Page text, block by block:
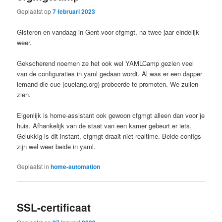
Geplaatst op7 februari 2023
Gisteren en vandaag in Gent voor cfgmgt, na twee jaar eindelijk
weer.
Gekscherend noemen ze het ook wel YAMLCamp gezien veel
van de configuraties in yaml gedaan wordt. Al was er een dapper
iemand die cue (cuelang.org) probeerde te promoten. We zullen
zien.
Eigenlijk is home-assistant ook gewoon cfgmgt alleen dan voor je
huis. Afhankelijk van de staat van een kamer gebeurt er iets.
Gelukkig is dit instant, cfgmgt draait niet realtime. Beide configs
zijn wel weer beide in yaml.
Geplaatst in home-automation
SSL-certificaat